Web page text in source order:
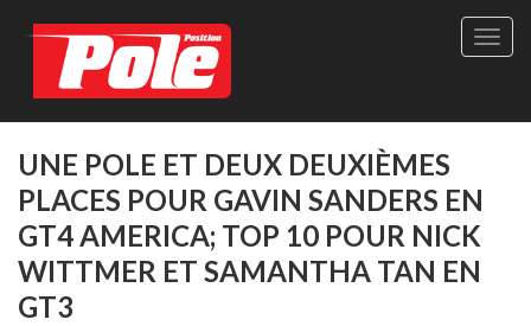
Site
UNE POLE ET DEUX DEUXIÈMES
PLACES POUR GAVIN SANDERS EN
GT4 AMERICA; TOP 10 POUR NICK
WITTMER ET SAMANTHA TAN EN
GT3